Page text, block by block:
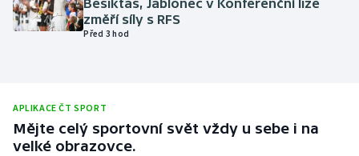
Olympijské hry
Plážový volejbal
Besiktas, Jablonec v Konferenční lize
změří síly s RFS
Před 3 hod
APLIKACE ČT SPORT
Mějte celý sportovní svět vždy u sebe i na
velké obrazovce.